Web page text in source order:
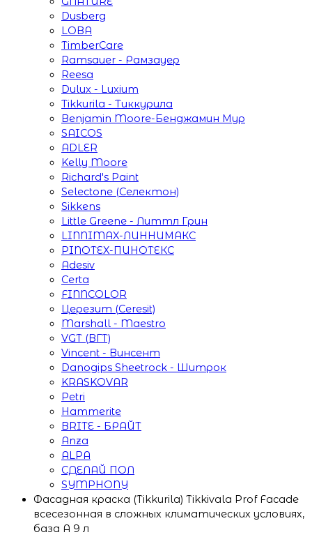
Dusberg
LOBA
TimberCare
Ramsauer - Рамзауер
Reesa
Dulux - Luxium
Tikkurila - Тиккурила
Benjamin Moore-Бенджамин Мур
SAICOS
ADLER
Kelly Moore
Richard's Paint
Selectone (Селектон)
Sikkens
Little Greene - Литтл Грин
LINNIMAX-ЛИННИМАКС
PINOTEX-ПИНОТЕКС
Adesiv
Certa
FINNCOLOR
Церезит (Ceresit)
Marshall - Maestro
VGT (ВГТ)
Vincent - Винсент
Danogips Sheetrock - Шитрок
KRASKOVAR
Petri
Hammerite
BRITE - БРАЙТ
Anza
ALPA
СДЕЛАЙ ПОЛ
SYMPHONY
Фасадная краска (Tikkurila) Tikkivala Prof Facade
всесезонная в сложных климатических условиях,
база A 9 л